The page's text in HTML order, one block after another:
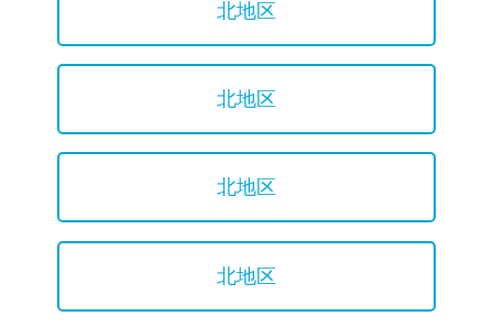
北地区
北地区
北地区
北地区